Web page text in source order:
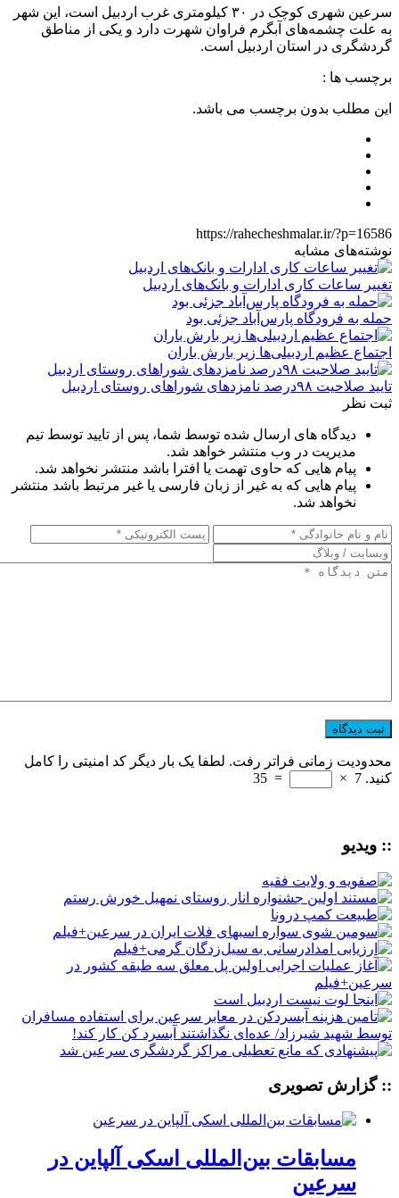
سرعین شهری کوچک در ۳۰ کیلومتری غرب اردبیل است، این شهر
به علت چشمه‌های آبگرم فراوان شهرت دارد و یکی از مناطق
گردشگری در استان اردبیل است.
برچسب ها :
این مطلب بدون برچسب می باشد.
https://rahecheshmalar.ir/?p=16586
نوشته‌های مشابه
تغییر ساعات کاری ادارات و بانک‌های اردبیل
حمله به فرودگاه پارس‌‌آباد جزئی بود
اجتماع عظیم اردبیلی‌ها زیر بارش باران
تایید صلاحیت ۹۸درصد نامزدهای شوراهای روستای اردبیل
ثبت نظر
دیدگاه های ارسال شده توسط شما، پس از تایید توسط تیم
مدیریت در وب منتشر خواهد شد.
پیام هایی که حاوی تهمت یا افترا باشد منتشر نخواهد شد.
پیام هایی که به غیر از زبان فارسی یا غیر مرتبط باشد منتشر
نخواهد شد.
محدودیت زمانی فراتر رفت. لطفا یک بار دیگر کد امنیتی را کامل
کنید. 7
×
=
35
:: ویدیو
:: گزارش تصویری
مسابقات بین‌المللی اسکی آلپاین در
سرعین